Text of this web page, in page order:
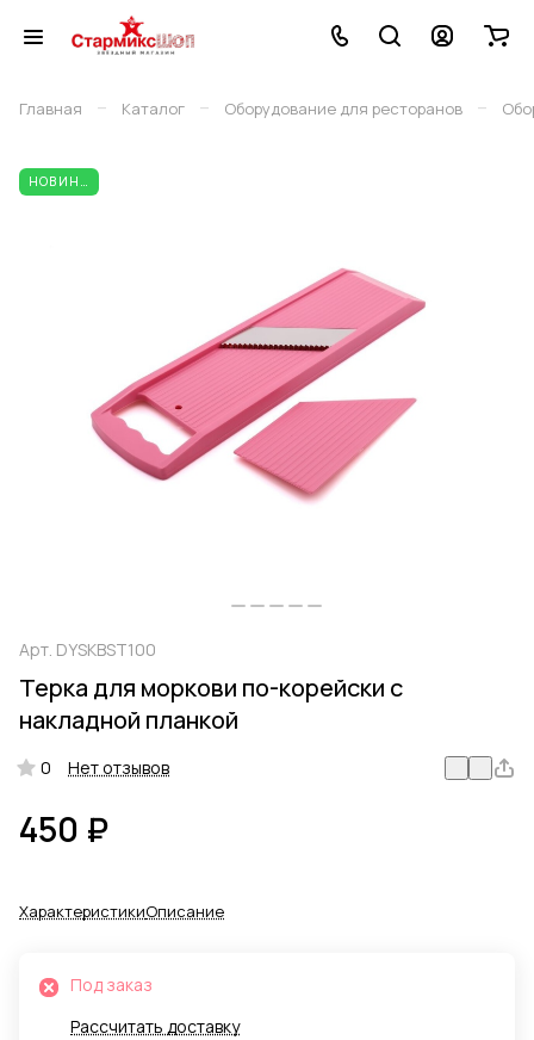
Главная – Каталог – Оборудование для ресторанов –
НОВИНКА
Арт. DYSKBST100
Терка для моркови по-корейски с
накладной планкой
0 Нет отзывов
450 ₽
ХарактеристикиОписание
Под заказ
Рассчитать доставку